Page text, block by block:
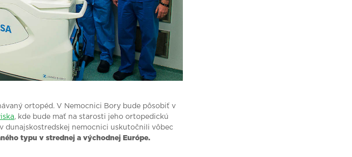
ortopéd. V Nemocnici Bory bude pôsobiť v
, kde bude mať na starosti jeho ortopedickú
dunajskostredskej nemocnici uskutočnili vôbec
typu v strednej a východnej Európe.